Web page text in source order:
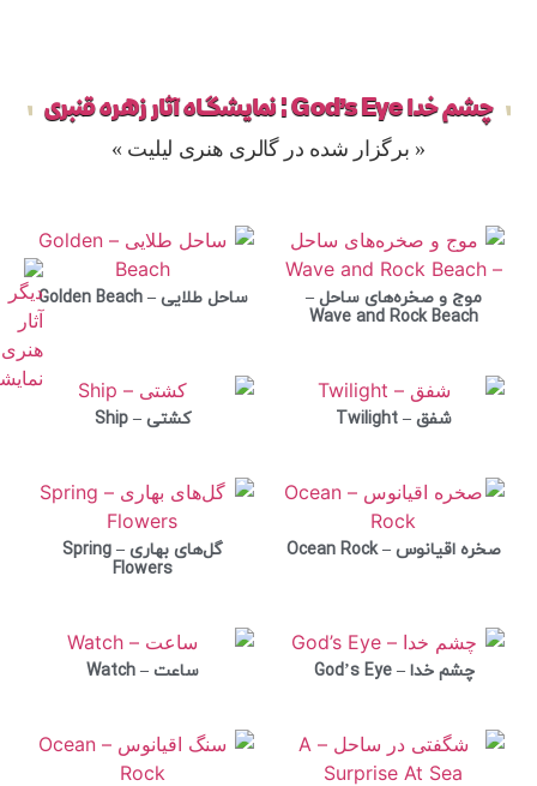
چشم خدا God’s Eye ¦ نمایشگاه آثار زهره قنبری
« برگزار شده در گالری هنری لیلیت »
موج و صخره‌های ساحل –
Wave and Rock Beach
ساحل طلایی – Golden Beach
شفق – Twilight کشتی – Ship
صخره اقیانوس – Ocean Rock
گل‌های بهاری – Spring
Flowers
چشم خدا – God’s Eye ساعت – Watch